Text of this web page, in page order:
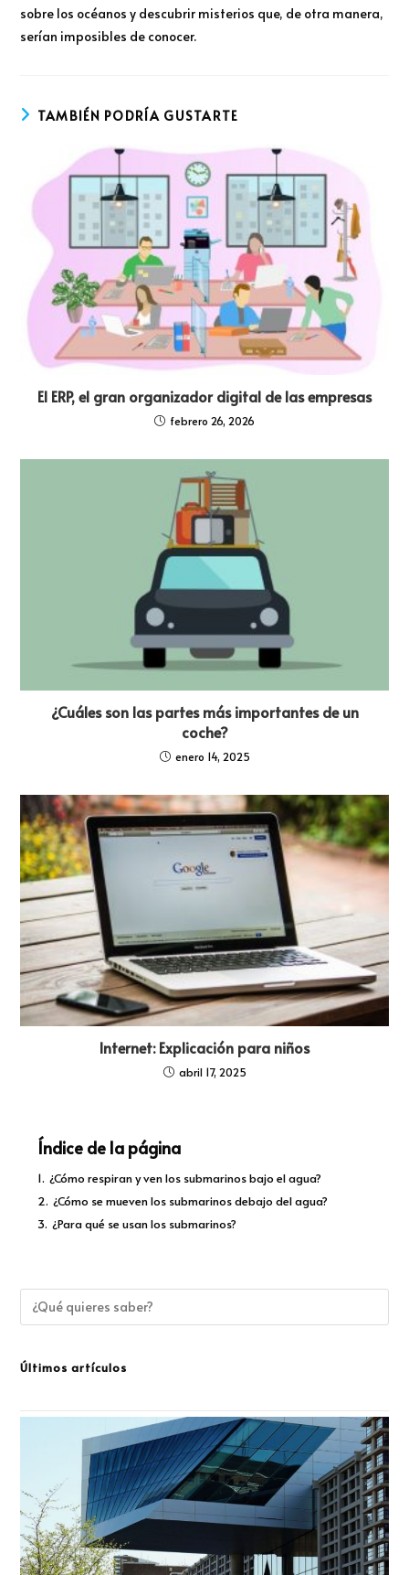
sobre los océanos y descubrir misterios que, de otra manera,
serían imposibles de conocer.
TAMBIÉN PODRÍA GUSTARTE
El ERP, el gran organizador digital de las empresas
febrero 26, 2026
¿Cuáles son las partes más importantes de un
coche?
enero 14, 2025
Internet: Explicación para niños
abril 17, 2025
Índice de la página
1. ¿Cómo respiran y ven los submarinos bajo el agua?
2. ¿Cómo se mueven los submarinos debajo del agua?
3. ¿Para qué se usan los submarinos?
Últimos artículos